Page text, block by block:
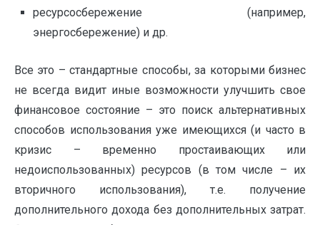
ресурсосбережение (например,
энергосбережение) и др.
Все это – стандартные способы, за которыми бизнес
не всегда видит иные возможности улучшить свое
финансовое состояние – это поиск альтернативных
способов использования уже имеющихся (и часто в
кризис – временно простаивающих или
недоиспользованных) ресурсов (в том числе – их
вторичного использования), т.е. получение
дополнительного дохода без дополнительных затрат.